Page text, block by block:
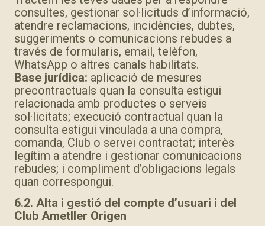
consultes, gestionar sol·licituds d’informació,
atendre reclamacions, incidències, dubtes,
suggeriments o comunicacions rebudes a
través de formularis, email, telèfon,
WhatsApp o altres canals habilitats.
Base jurídica: aplicació de mesures
precontractuals quan la consulta estigui
relacionada amb productes o serveis
sol·licitats; execució contractual quan la
consulta estigui vinculada a una compra,
comanda, Club o servei contractat; interès
legítim a atendre i gestionar comunicacions
rebudes; i compliment d’obligacions legals
quan correspongui.
6.2. Alta i gestió del compte d’usuari i del
Club Ametller Origen